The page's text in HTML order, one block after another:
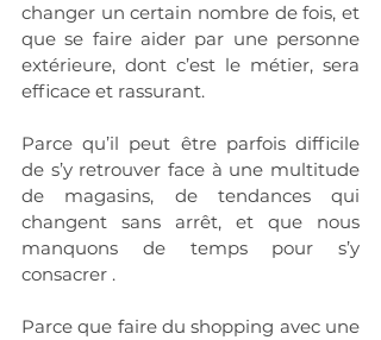
changer un certain nombre de fois, et
que se faire aider par une personne
extérieure, dont c’est le métier, sera
efficace et rassurant.
Parce qu’il peut être parfois difficile
de s’y retrouver face à une multitude
de magasins, de tendances qui
changent sans arrêt, et que nous
manquons de temps pour s’y
consacrer .
Parce que faire du shopping avec une